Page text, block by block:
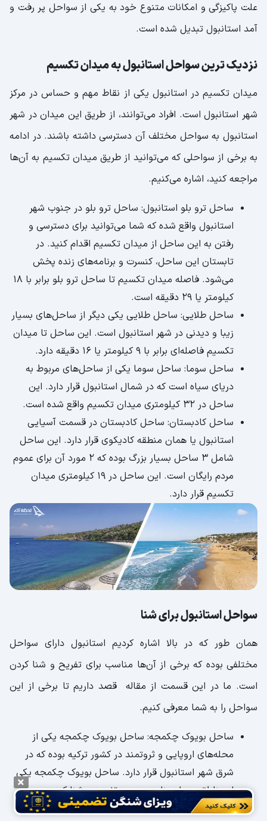
علت پاکیزگی و امکانات متنوع خود به یکی از سواحل پر رفت و
آمد استانبول تبدیل شده است.
نزدیک ترین سواحل استانبول به میدان تکسیم
میدان تکسیم در استانبول یکی از نقاط مهم و حساس در مرکز
شهر استانبول است. افراد می‌توانند، از طریق این میدان در شهر
استانبول به سواحل مختلف آن دسترسی داشته باشند. در ادامه
به برخی از سواحلی که می‌توانید از طریق میدان تکسیم به آن‌ها
مراجعه کنید، اشاره می‌کنیم.
ساحل ترو بلو استانبول: ساحل ترو بلو در جنوب شهر
استانبول واقع شده که شما می‌توانید برای دسترسی و
رفتن به این ساحل از میدان تکسیم اقدام کنید. در
تابستان این ساحل، کنسرت و برنامه‌های زنده پخش
می‌شود. فاصله میدان تکسیم تا ساحل ترو بلو برابر با ۱۸
کیلومتر یا ۲۹ دقیقه است.
ساحل طلایی: ساحل طلایی یکی دیگر از ساحل‌های بسیار
زیبا و دیدنی در شهر استانبول است. این ساحل تا میدان
تکسیم فاصله‌ای برابر با ۹ کیلومتر یا ۱۶ دقیقه دارد.
ساحل سوما: ساحل سوما یکی از ساحل‌های مربوط به
دریای سیاه است که در شمال استانبول قرار دارد. این
ساحل در ۳۲ کیلومتری میدان تکسیم واقع شده است.
ساحل کادبستان: ساحل کادبستان در قسمت آسیایی
استانبول یا همان منطقه کادیکوی قرار دارد. این ساحل
شامل ۳ ساحل بسیار بزرگ بوده که ۲ مورد آن برای عموم
مردم رایگان است. این ساحل در ۱۹ کیلومتری میدان
تکسیم قرار دارد.
سواحل استانبول برای شنا
همان طور که در بالا اشاره کردیم استانبول دارای سواحل
مختلفی بوده که برخی از آن‌ها مناسب برای تفریح و شنا کردن
است. ما در این قسمت از مقاله قصد داریم تا برخی از این
سواحل را به شما معرفی کنیم.
ساحل بویوک چکمجه: ساحل بویوک چکمجه یکی از
محله‌های اروپایی و ثروتمند در کشور ترکیه بوده که در
شرق شهر استانبول قرار دارد. ساحل بویوک چکمجه یکی
از مناطق بسیار مناسب جهت تفریح و شنا کردن، عموم
مردم است.